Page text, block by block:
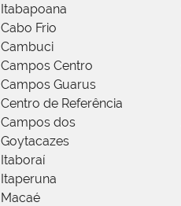
Itabapoana
Cabo Frio
Cambuci
Campos Centro
Campos Guarus
Centro de Referência
Campos dos
Goytacazes
Itaboraí
Itaperuna
Macaé